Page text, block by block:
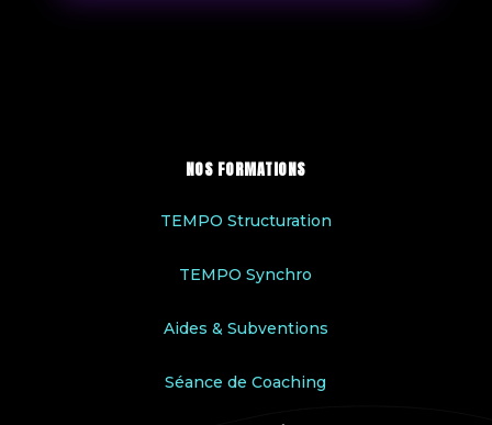
NOS FORMATIONS
TEMPO Structuration
TEMPO Synchro
Aides & Subventions
Séance de Coaching